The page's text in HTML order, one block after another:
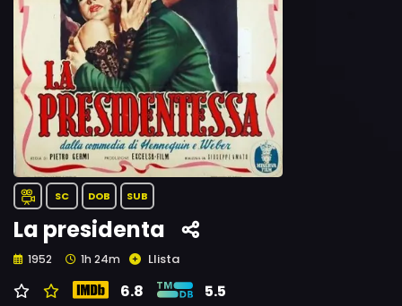
SC DOB SUB
La presidenta
1952 1h 24m Llista
6.8 5.5